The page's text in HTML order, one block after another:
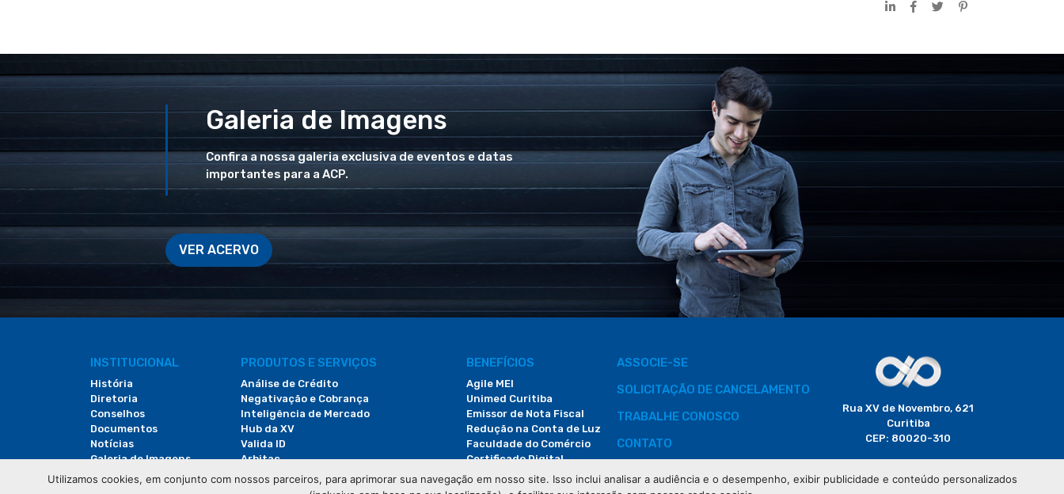
Galeria de Imagens
Confira a nossa galeria exclusiva de eventos e datas
importantes para a ACP.
VER ACERVO
INSTITUCIONAL
História
Diretoria
Conselhos
Documentos
Notícias
Galeria de Imagens
Revista do Comércio
PRODUTOS E SERVIÇOS
Análise de Crédito
Negativação e Cobrança
Inteligência de Mercado
Hub da XV
Valida ID
Arbitac
Locação de Espaços
BENEFÍCIOS
Agile MEI
Unimed Curitiba
Emissor de Nota Fiscal
Redução na Conta de Luz
Faculdade do Comércio
Certificado Digital
ASSOCIE-SE
SOLICITAÇÃO DE CANCELAMENTO
TRABALHE CONOSCO
CONTATO
Rua XV de Novembro, 621
Curitiba
CEP: 80020-310
(41) 3320-2929
Utilizamos cookies, em conjunto com nossos parceiros, para aprimorar sua navegação em nosso site. Isso inclui analisar a audiência e o desempenho, exibir publicidade e conteúdo personalizados